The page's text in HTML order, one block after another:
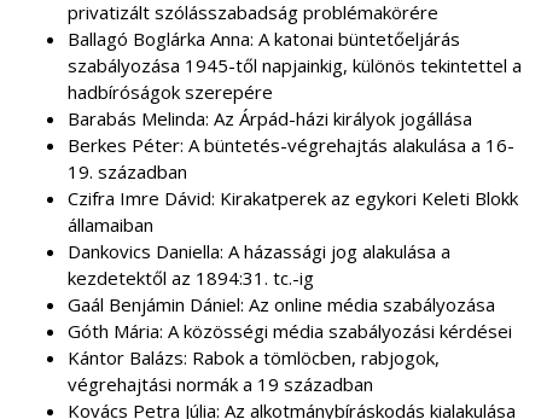
privatizált szólásszabadság problémakörére
Ballagó Boglárka Anna: A katonai büntetőeljárás
szabályozása 1945-től napjainkig, különös tekintettel a
hadbíróságok szerepére
Barabás Melinda: Az Árpád-házi királyok jogállása
Berkes Péter: A büntetés-végrehajtás alakulása a 16-
19. században
Czifra Imre Dávid: Kirakatperek az egykori Keleti Blokk
államaiban
Dankovics Daniella: A házassági jog alakulása a
kezdetektől az 1894:31. tc.-ig
Gaál Benjámin Dániel: Az online média szabályozása
Góth Mária: A közösségi média szabályozási kérdései
Kántor Balázs: Rabok a tömlöcben, rabjogok,
végrehajtási normák a 19 században
Kovács Petra Júlia: Az alkotmánybíráskodás kialakulása